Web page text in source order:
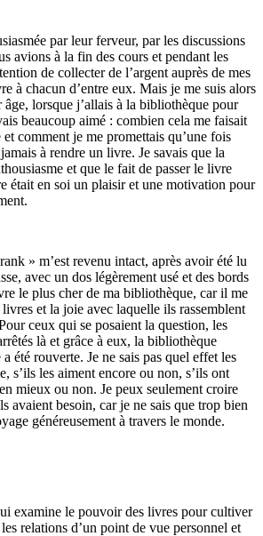
par leur ferveur, par les discussions
avions à la fin des cours et pendant les
de collecter de l’argent auprès de mes
à chacun d’entre eux. Mais je me suis alors
lorsque j’allais à la bibliothèque pour
beaucoup aimé : combien cela me faisait
comment je me promettais qu’une fois
à rendre un livre. Je savais que la
et que le fait de passer le livre
était en soi un plaisir et une motivation pour
» m’est revenu intact, après avoir été lu
avec un dos légèrement usé et des bords
le plus cher de ma bibliothèque, car il me
et la joie avec laquelle ils rassemblent
ceux qui se posaient la question, les
là et grâce à eux, la bibliothèque
a été rouverte. Je ne sais pas quel effet les
s’ils les aiment encore ou non, s’ils ont
mieux ou non. Je peux seulement croire
avaient besoin, car je ne sais que trop bien
généreusement à travers le monde.
examine le pouvoir des livres pour cultiver
relations d’un point de vue personnel et